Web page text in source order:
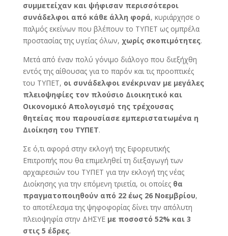
συμμετείχαν και ψήφισαν περισσότεροι
συνάδελφοι από κάθε άλλη φορά, κυριάρχησε ο
παλμός εκείνων που βλέπουν το ΤΥΠΕΤ ως ομπρέλα
προστασίας της υγείας όλων, χωρίς σκοπιμότητες.
Μετά από έναν πολύ γόνιμο διάλογο που διεξήχθη
εντός της αίθουσας για το παρόν και τις προοπτικές
του ΤΥΠΕΤ, οι συνάδελφοι ενέκριναν με μεγάλες
πλειοψηφίες τον πλούσιο Διοικητικό και
Οικονομικό Απολογισμό της τρέχουσας
θητείας που παρουσίασε εμπεριστατωμένα η
Διοίκηση του ΤΥΠΕΤ.
Σε ό,τι αφορά στην εκλογή της Εφορευτικής
Επιτροπής που θα επιμεληθεί τη διεξαγωγή των
αρχαιρεσιών του ΤΥΠΕΤ για την εκλογή της νέας
Διοίκησης για την επόμενη τριετία, οι οποίες θα
πραγματοποιηθούν από 22 έως 26 Νοεμβρίου,
το αποτέλεσμα της ψηφοφορίας δίνει την απόλυτη
πλειοψηφία στην ΔΗΣΥΕ με ποσοστό 52% και 3
στις 5 έδρες.